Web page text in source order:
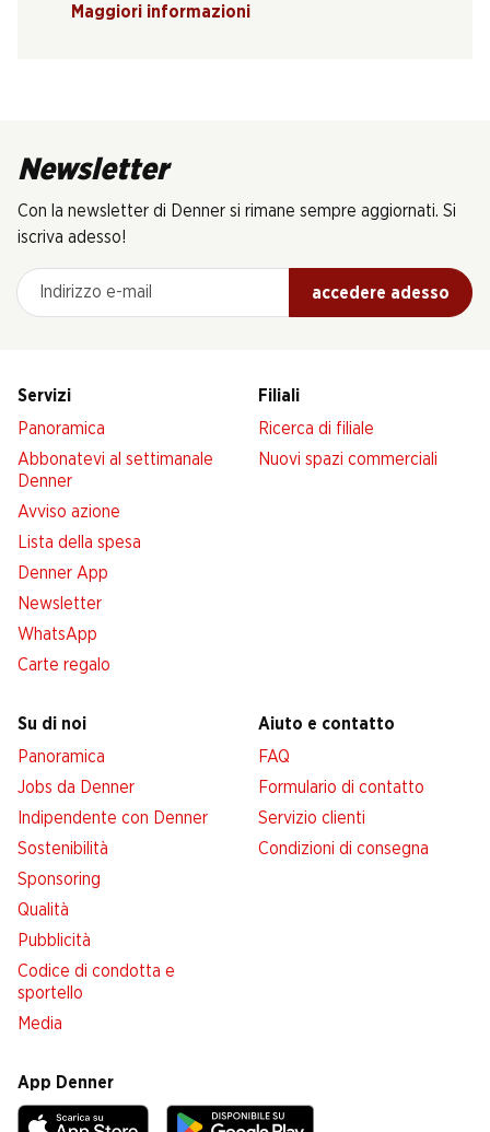
Maggiori informazioni
Newsletter
Con la newsletter di Denner si rimane sempre aggiornati. Si
iscriva adesso!
Indirizzo e-mail
accedere adesso
Servizi
Panoramica
Abbonatevi al settimanale
Denner
Avviso azione
Lista della spesa
Denner App
Newsletter
WhatsApp
Carte regalo
Filiali
Ricerca di filiale
Nuovi spazi commerciali
Su di noi
Panoramica
Jobs da Denner
Indipendente con Denner
Sostenibilità
Sponsoring
Qualità
Pubblicità
Codice di condotta e
sportello
Media
Aiuto e contatto
FAQ
Formulario di contatto
Servizio clienti
Condizioni di consegna
App Denner